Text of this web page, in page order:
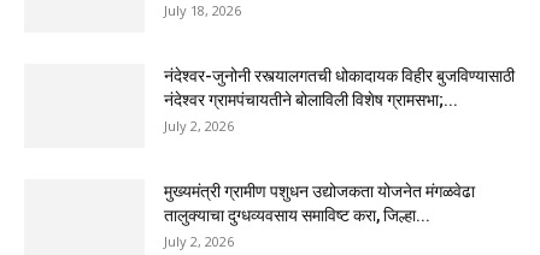
July 18, 2026
नंदेश्वर-जुनोनी रस्त्यालगतची धोकादायक विहीर बुजविण्यासाठी
नंदेश्वर ग्रामपंचायतीने बोलाविली विशेष ग्रामसभा;...
July 2, 2026
मुख्यमंत्री ग्रामीण पशुधन उद्योजकता योजनेत मंगळवेढा
तालुक्याचा दुग्धव्यवसाय समाविष्ट करा, जिल्हा...
July 2, 2026